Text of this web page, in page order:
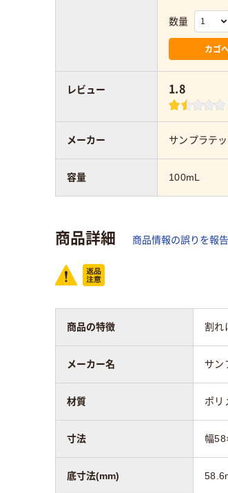
数量
カゴ
1.8
サンプラテ
100mL
レビュー
メーカー
容量
商品詳細 商品情報の誤りを報告
商品の特徴 割れ
メーカー名 サン
材質 ポリ
寸法 幅
底寸法(mm)